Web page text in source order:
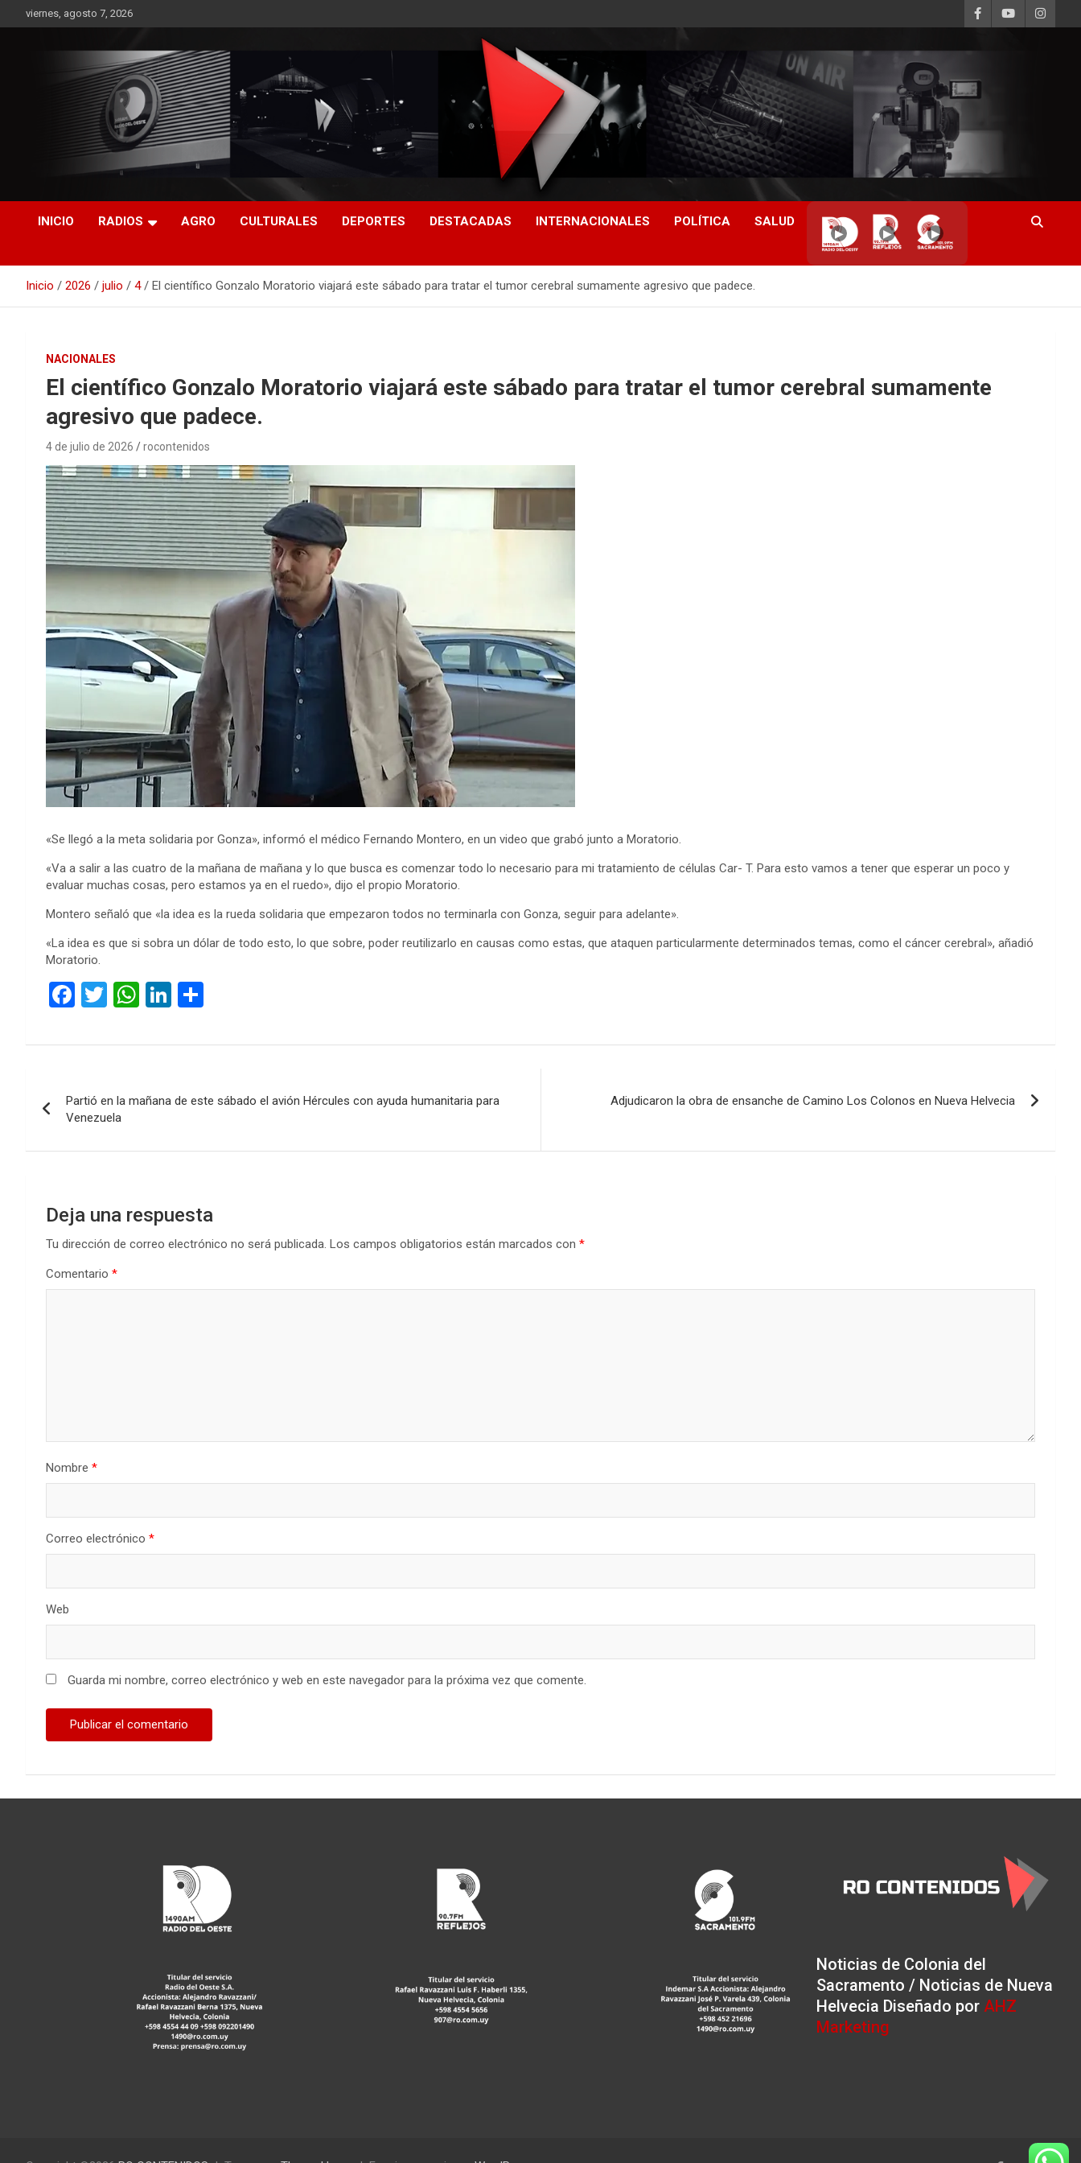
al
viernes, agosto 7, 2026
RO CONTENIDOS
INICIO RADIOS AGRO CULTURALES DEPORTES DESTACADAS INTERNACIONALES POLÍTICA SALUD
▶ ▶ ▶
Inicio 2026 julio 4 El científico Gonzalo Moratorio viajará este sábado para tratar el tumor cerebral sumamente agresivo que padece.
NACIONALES
El científico Gonzalo Moratorio viajará este sábado para tratar el tumor cerebral sumamente
agresivo que padece.
4 de julio de 2026 rocontenidos
«Se llegó a la meta solidaria por Gonza», informó el médico Fernando Montero, en un video que grabó junto a Moratorio.
«Va a salir a las cuatro de la mañana de mañana y lo que busca es comenzar todo lo necesario para mi tratamiento de células Car- T. Para esto vamos a tener que esperar un poco y
evaluar muchas cosas, pero estamos ya en el ruedo», dijo el propio Moratorio.
Montero señaló que «la idea es la rueda solidaria que empezaron todos no terminarla con Gonza, seguir para adelante».
«La idea es que si sobra un dólar de todo esto, lo que sobre, poder reutilizarlo en causas como estas, que ataquen particularmente determinados temas, como el cáncer cerebral», añadió
Moratorio.
F
ce
o
o
k
T
tt
W
at
A
p
Li
ke
n
m
ar
de
entradas
Partió en la mañana de este sábado el avión Hércules con ayuda humanitaria para
Venezuela
Adjudicaron la obra de ensanche de Camino Los Colonos en Nueva Helvecia
Deja una respuesta
Tu dirección de correo electrónico no será publicada. Los campos obligatorios están marcados con *
Comentario *
Nombre *
Correo electrónico *
Web
Guarda mi nombre, correo electrónico y web en este navegador para la próxima vez que comente.
Noticias de Colonia del
Sacramento / Noticias de Nueva
Helvecia Diseñado por AHZ
Marketing